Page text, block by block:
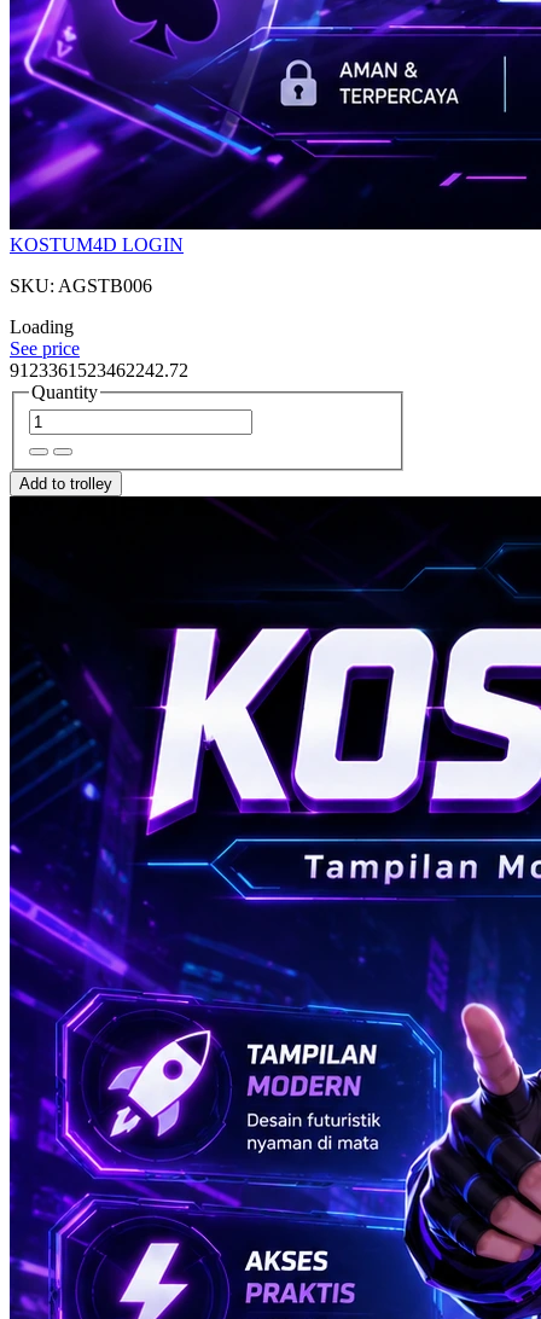
KOSTUM4D LOGIN
SKU: AGSTB006
Loading
See price
9123361523462242.72
Quantity
Add to trolley